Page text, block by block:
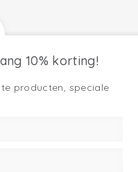
10% korting!
producten, speciale